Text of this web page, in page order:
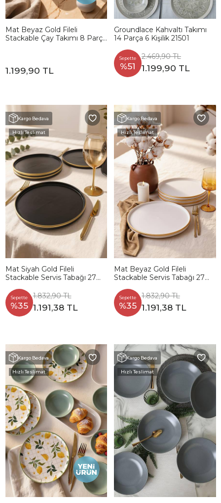
Mat Beyaz Gold Fileli
Stackable Çay Takımı 8 Parça
1.199,90 TL
Groundlace Kahvaltı Takımı
14 Parça 6 Kişilik 21501
Sepette
%51
2.469,90 TL
1.199,90 TL
Kargo Bedava
Hızlı Teslimat
Mat Siyah Gold Fileli
Stackable Servis Tabağı 27
Sepette
%35
1.832,90 TL
1.191,38 TL
Kargo Bedava
Hızlı Teslimat
Mat Beyaz Gold Fileli
Stackable Servis Tabağı 27
Sepette
%35
1.832,90 TL
1.191,38 TL
Kargo Bedava
Hızlı Teslimat
Kargo Bedava
Hızlı Teslimat